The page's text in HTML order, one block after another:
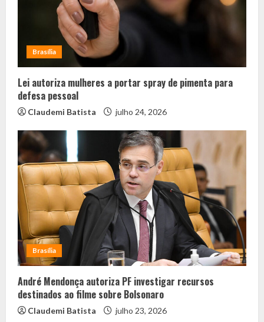
Brasília
Lei autoriza mulheres a portar spray de pimenta para
defesa pessoal
Claudemi Batista julho 24, 2026
Brasília
André Mendonça autoriza PF investigar recursos
destinados ao filme sobre Bolsonaro
Claudemi Batista julho 23, 2026